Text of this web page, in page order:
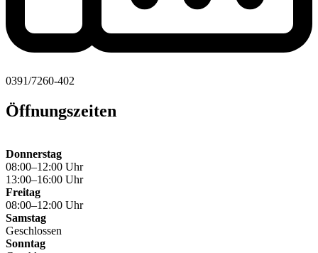
0391/7260-402
Öffnungszeiten
Donnerstag
08:00–12:00 Uhr
13:00–16:00 Uhr
Freitag
08:00–12:00 Uhr
Samstag
Geschlossen
Sonntag